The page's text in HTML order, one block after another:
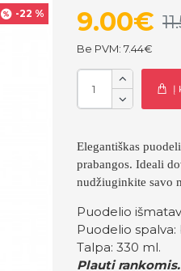
-22 % 9.00€
Be PVM: 7.44€
Į
Elegantiškas
prabangos. Ideali
nudžiuginkite savo
Puodelio
Puodelio spalva:
Talpa: 330 ml.
Plauti